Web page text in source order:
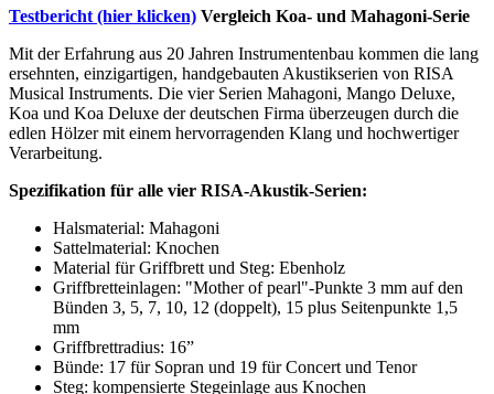
Testbericht (hier klicken) Vergleich Koa- und Mahagoni-Serie
Mit der Erfahrung aus 20 Jahren Instrumentenbau kommen die lang
ersehnten, einzigartigen, handgebauten Akustikserien von RISA
Musical Instruments. Die vier Serien Mahagoni, Mango Deluxe,
Koa und Koa Deluxe der deutschen Firma überzeugen durch die
edlen Hölzer mit einem hervorragenden Klang und hochwertiger
Verarbeitung.
Spezifikation für alle vier RISA-Akustik-Serien:
Halsmaterial: Mahagoni
Sattelmaterial: Knochen
Material für Griffbrett und Steg: Ebenholz
Griffbretteinlagen: "Mother of pearl"-Punkte 3 mm auf den
Bünden 3, 5, 7, 10, 12 (doppelt), 15 plus Seitenpunkte 1,5
mm
Griffbrettradius: 16”
Bünde: 17 für Sopran und 19 für Concert und Tenor
Steg: kompensierte Stegeinlage aus Knochen